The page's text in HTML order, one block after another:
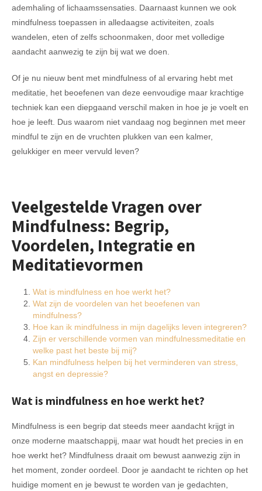
ademhaling of lichaamssensaties. Daarnaast kunnen we ook
mindfulness toepassen in alledaagse activiteiten, zoals
wandelen, eten of zelfs schoonmaken, door met volledige
aandacht aanwezig te zijn bij wat we doen.
Of je nu nieuw bent met mindfulness of al ervaring hebt met
meditatie, het beoefenen van deze eenvoudige maar krachtige
techniek kan een diepgaand verschil maken in hoe je je voelt en
hoe je leeft. Dus waarom niet vandaag nog beginnen met meer
mindful te zijn en de vruchten plukken van een kalmer,
gelukkiger en meer vervuld leven?
Veelgestelde Vragen over
Mindfulness: Begrip,
Voordelen, Integratie en
Meditatievormen
Wat is mindfulness en hoe werkt het?
Wat zijn de voordelen van het beoefenen van
mindfulness?
Hoe kan ik mindfulness in mijn dagelijks leven integreren?
Zijn er verschillende vormen van mindfulnessmeditatie en
welke past het beste bij mij?
Kan mindfulness helpen bij het verminderen van stress,
angst en depressie?
Wat is mindfulness en hoe werkt het?
Mindfulness is een begrip dat steeds meer aandacht krijgt in
onze moderne maatschappij, maar wat houdt het precies in en
hoe werkt het? Mindfulness draait om bewust aanwezig zijn in
het moment, zonder oordeel. Door je aandacht te richten op het
huidige moment en je bewust te worden van je gedachten,